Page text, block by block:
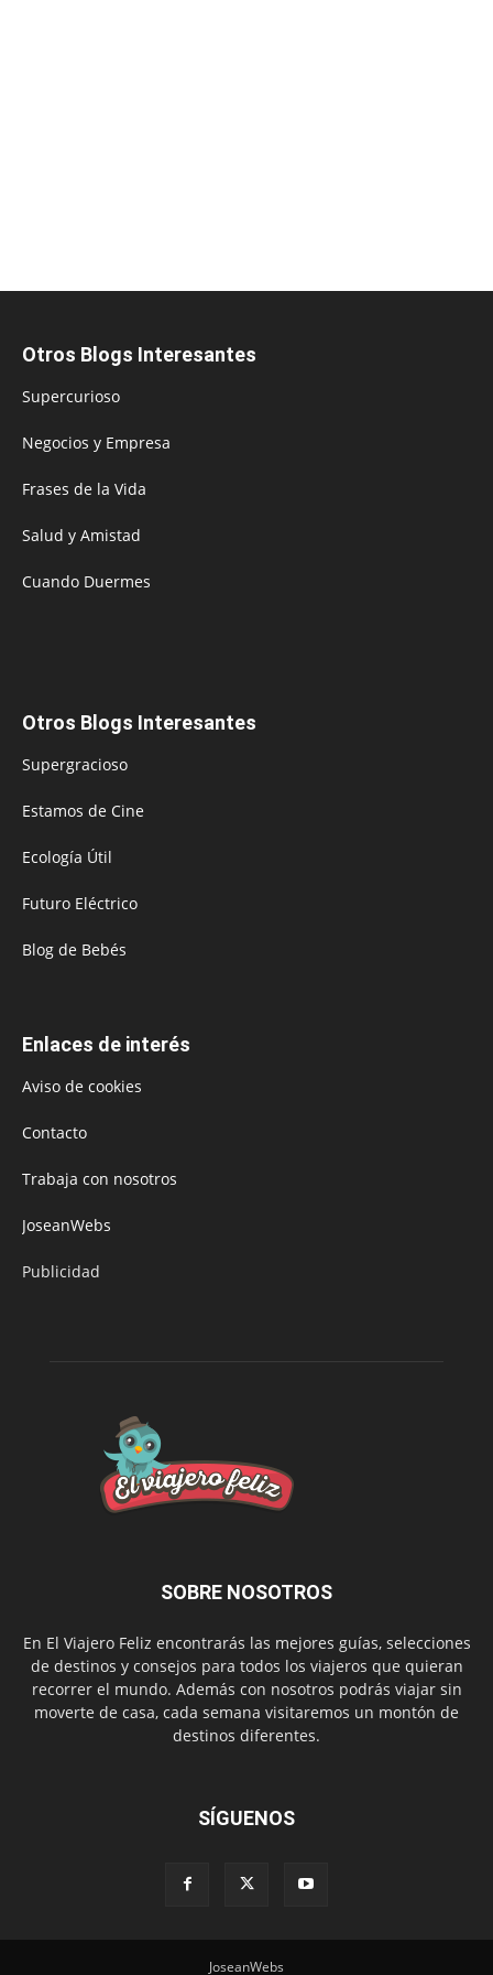
Otros Blogs Interesantes
Supercurioso
Negocios y Empresa
Frases de la Vida
Salud y Amistad
Cuando Duermes
Otros Blogs Interesantes
Supergracioso
Estamos de Cine
Ecología Útil
Futuro Eléctrico
Blog de Bebés
Enlaces de interés
Aviso de cookies
Contacto
Trabaja con nosotros
JoseanWebs
Publicidad
SOBRE NOSOTROS
En El Viajero Feliz encontrarás las mejores guías, selecciones
de destinos y consejos para todos los viajeros que quieran
recorrer el mundo. Además con nosotros podrás viajar sin
moverte de casa, cada semana visitaremos un montón de
destinos diferentes.
SÍGUENOS
JoseanWebs